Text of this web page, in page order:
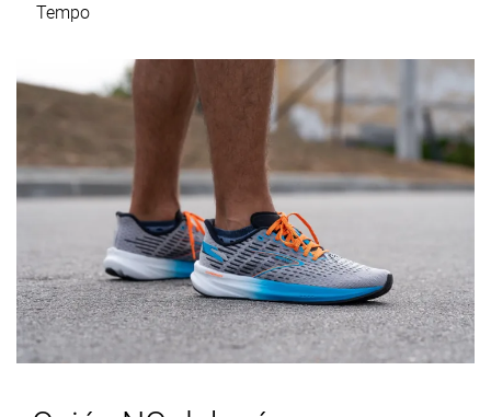
Rigidez de la
- Equilibrada
la rigidez de la
mediasuela
Pequeña Pequeña
de la parte
delantera
Mala Decente
Durabilidad
Media Alta Baja
Tempo